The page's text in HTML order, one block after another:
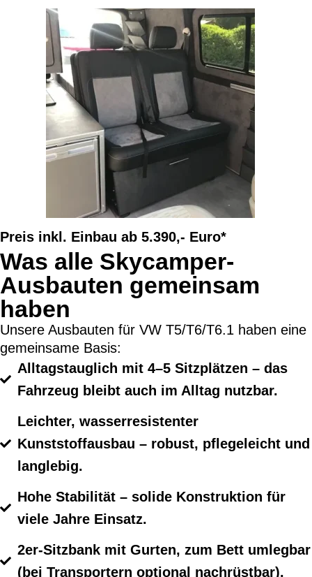
Preis inkl. Einbau ab 5.390,- Euro*
Was alle Skycamper-
Ausbauten gemeinsam
haben
Unsere Ausbauten für VW T5/T6/T6.1 haben eine
gemeinsame Basis:
Alltagstauglich mit 4–5 Sitzplätzen – das
Fahrzeug bleibt auch im Alltag nutzbar.
Leichter, wasserresistenter
Kunststoffausbau – robust, pflegeleicht und
langlebig.
Hohe Stabilität – solide Konstruktion für
viele Jahre Einsatz.
2er-Sitzbank mit Gurten, zum Bett umlegbar
(bei Transportern optional nachrüstbar).